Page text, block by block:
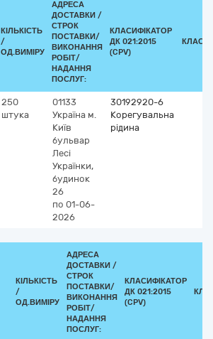
КІЛЬКІСТЬ
/
ОД.ВИМІРУ
АДРЕСА
ДОСТАВКИ /
СТРОК
ПОСТАВКИ/
ВИКОНАННЯ
РОБІТ/
НАДАННЯ
ПОСЛУГ:
КЛАСИФІКАТОР
ДК 021:2015
(CPV)
250
штука
01133
Україна м.
Київ
бульвар
Лесі
Українки,
будинок
26
по 01-06-
2026
30192920-6
Корегувальна
рідина
КІЛЬКІСТЬ
/
ОД.ВИМІРУ
АДРЕСА
ДОСТАВКИ /
СТРОК
ПОСТАВКИ/
ВИКОНАННЯ
РОБІТ/
НАДАННЯ
ПОСЛУГ:
КЛАСИФІКАТОР
ДК 021:2015
(CPV)